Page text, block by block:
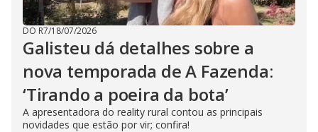
DO R7/18/07/2026
Galisteu dá detalhes sobre a
nova temporada de A Fazenda:
‘Tirando a poeira da bota’
A apresentadora do reality rural contou as principais
novidades que estão por vir; confira!